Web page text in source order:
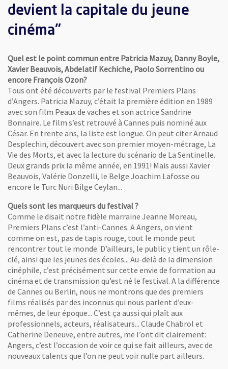
devient la capitale du jeune
cinéma"
Quel est le point commun entre Patricia Mazuy, Danny Boyle,
Xavier Beauvois, Abdelatif Kechiche, Paolo Sorrentino ou
encore François Ozon?
Tous ont été découverts par le festival Premiers Plans
d’Angers. Patricia Mazuy, c’était la première édition en 1989
avec son film Peaux de vaches et son actrice Sandrine
Bonnaire. Le film s’est retrouvé à Cannes puis nominé aux
César. En trente ans, la liste est longue. On peut citer Arnaud
Desplechin, découvert avec son premier moyen-métrage, La
Vie des Morts, et avec la lecture du scénario de La Sentinelle.
Deux grands prix la même année, en 1991! Mais aussi Xavier
Beauvois, Valérie Donzelli, le Belge Joachim Lafosse ou
encore le Turc Nuri Bilge Ceylan...
Quels sont les marqueurs du festival ?
Comme le disait notre fidèle marraine Jeanne Moreau,
Premiers Plans c’est l’anti-Cannes. A Angers, on vient
comme on est, pas de tapis rouge, tout le monde peut
rencontrer tout le monde. D’ailleurs, le public y tient un rôle-
clé, ainsi que les jeunes des écoles... Au-delà de la dimension
cinéphile, c’est précisément sur cette envie de formation au
cinéma et de transmission qu’est né le festival. A la différence
de Cannes ou Berlin, nous ne montrons que des premiers
films réalisés par des inconnus qui nous parlent d’eux-
mêmes, de leur époque... C’est ça aussi qui plaît aux
professionnels, acteurs, réalisateurs... Claude Chabrol et
Catherine Deneuve, entre autres, me l’ont dit clairement:
Angers, c’est l’occasion de voir ce qui se fait ailleurs, avec de
nouveaux talents que l’on ne peut voir nulle part ailleurs.